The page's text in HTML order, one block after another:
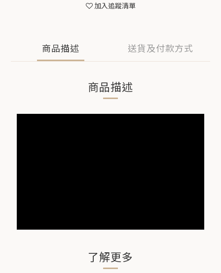
加入追蹤清單
商品描述 送貨及付款方式
商品描述
了解更多